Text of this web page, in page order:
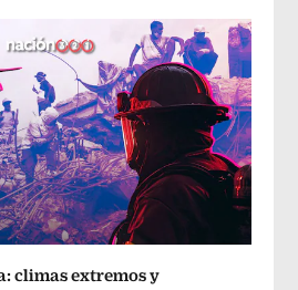
climas extremos y